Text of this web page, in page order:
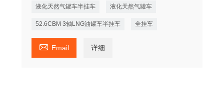
液化天然气罐车半挂车 液化天然气罐车
52.6CBM 3轴LNG油罐车半挂车 全挂车
 Email 详细